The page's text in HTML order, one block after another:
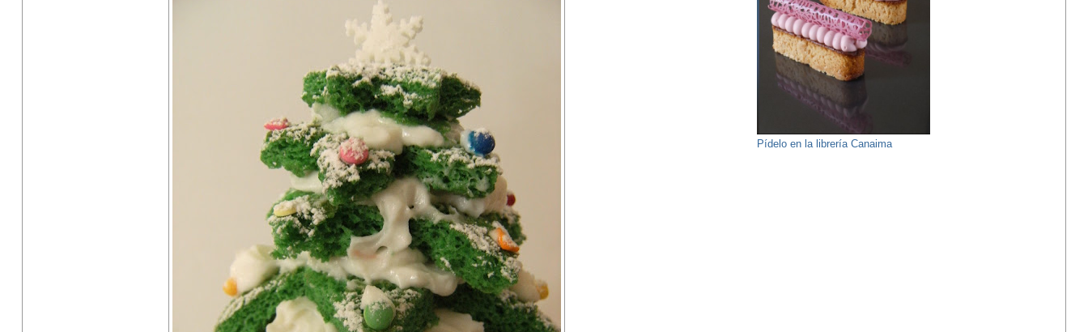
Pídelo en la librería Canaima